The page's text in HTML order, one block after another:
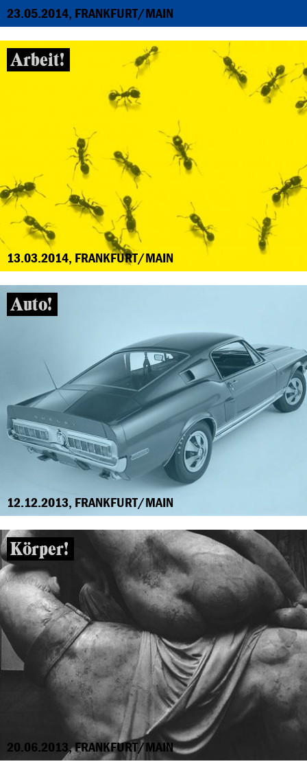
23.05.2014, FRANKFURT/MAIN
Arbeit!
13.03.2014, FRANKFURT/MAIN
Auto!
12.12.2013, FRANKFURT/MAIN
Körper!
20.06.2013, FRANKFURT/MAIN